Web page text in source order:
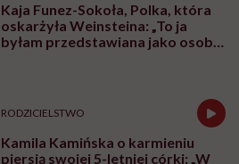
Kaja Funez-Sokoła, Polka, która
oskarżyła Weinsteina: „To ja
byłam przedstawiana jako osoba,
RODZICIELSTWO
Kamila Kamińska o karmieniu
piersią swojej 5-letniej córki: „W